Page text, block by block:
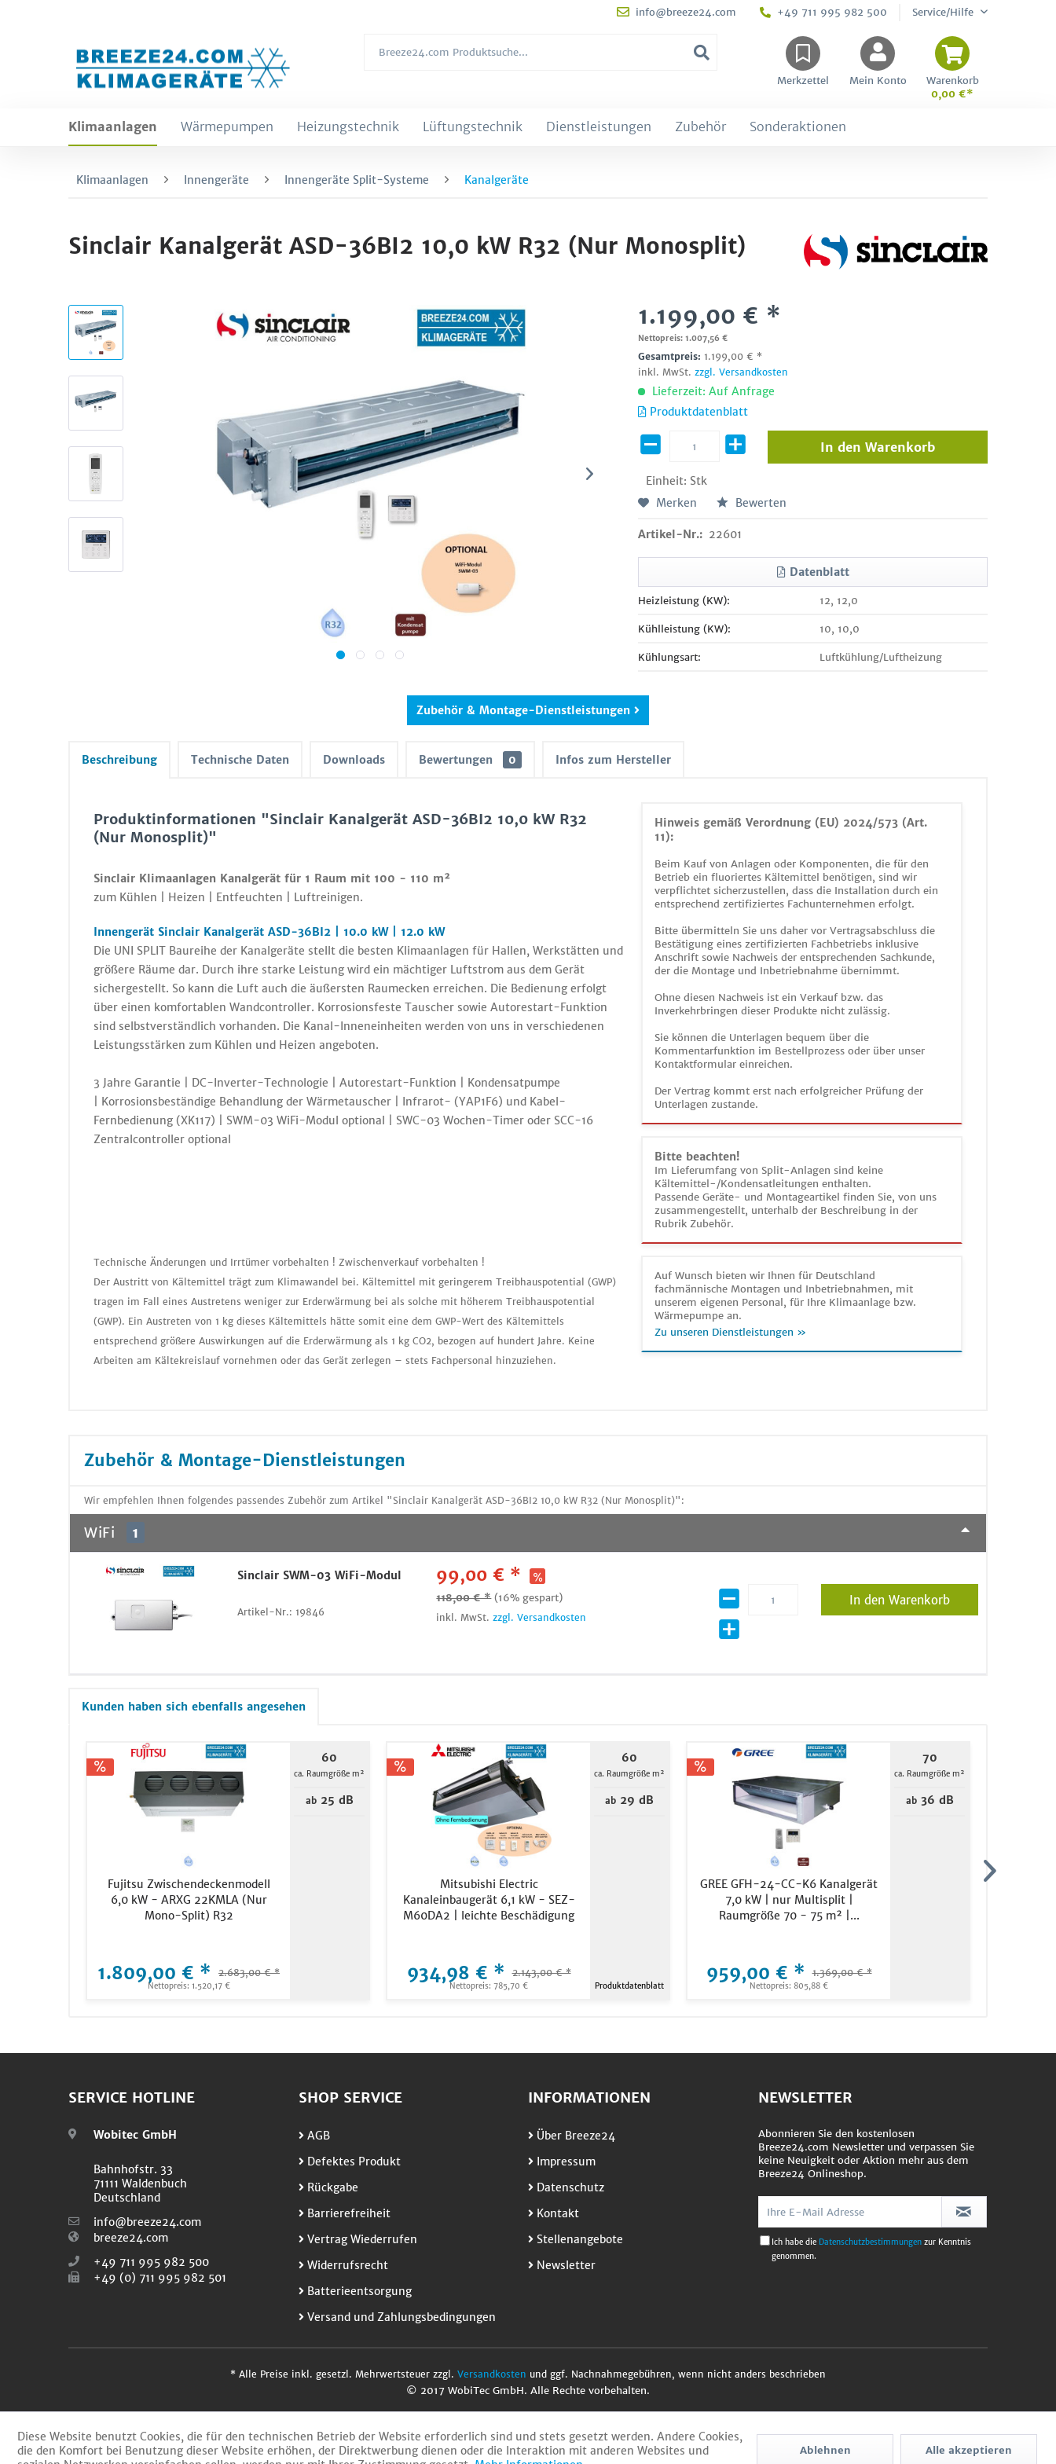
info@breeze24.com +49 711 995 982 500 Service/Hilfe
Merkzettel Mein Konto
Warenkorb
0,00 €*
Klimaanlagen Wärmepumpen Heizungstechnik Lüftungstechnik Dienstleistungen Zubehör Sonderaktionen
Klimaanlagen Innengeräte Innengeräte Split-Systeme Kanalgeräte
Sinclair Kanalgerät ASD-36BI2 10,0 kW R32 (Nur Monosplit)
1.199,00 € *
Nettopreis: 1.007,56 €
Gesamtpreis: 1.199,00 € *
inkl. MwSt.zzgl. Versandkosten
Lieferzeit: Auf Anfrage
Produktdatenblatt
Einheit: Stk
In den Warenkorb
Merken Bewerten
Artikel-Nr.: 22601
Datenblatt
Heizleistung (KW): 12, 12,0
Kühlleistung (KW): 10, 10,0
Kühlungsart: Luftkühlung/Luftheizung
Zubehör & Montage-Dienstleistungen
Beschreibung Technische Daten Downloads Bewertungen 0 Infos zum Hersteller
Hinweis gemäß Verordnung (EU) 2024/573 (Art.
11):
Beim Kauf von Anlagen oder Komponenten, die für den
Betrieb ein fluoriertes Kältemittel benötigen, sind wir
verpflichtet sicherzustellen, dass die Installation durch ein
entsprechend zertifiziertes Fachunternehmen erfolgt.
Bitte übermitteln Sie uns daher vor Vertragsabschluss die
Bestätigung eines zertifizierten Fachbetriebs inklusive
Anschrift sowie Nachweis der entsprechenden Sachkunde,
der die Montage und Inbetriebnahme übernimmt.
Ohne diesen Nachweis ist ein Verkauf bzw. das
Inverkehrbringen dieser Produkte nicht zulässig.
Sie können die Unterlagen bequem über die
Kommentarfunktion im Bestellprozess oder über unser
Kontaktformular einreichen.
Der Vertrag kommt erst nach erfolgreicher Prüfung der
Unterlagen zustande.
Bitte beachten!
Im Lieferumfang von Split-Anlagen sind keine
Kältemittel-/Kondensatleitungen enthalten.
Passende Geräte- und Montageartikel finden Sie, von uns
zusammengestellt, unterhalb der Beschreibung in der
Rubrik Zubehör.
Auf Wunsch bieten wir Ihnen für Deutschland
fachmännische Montagen und Inbetriebnahmen, mit
unserem eigenen Personal, für Ihre Klimaanlage bzw.
Wärmepumpe an.
Zu unseren Dienstleistungen »
Produktinformationen "Sinclair Kanalgerät ASD-36BI2 10,0 kW R32
(Nur Monosplit)"
Sinclair Klimaanlagen Kanalgerät für 1 Raum mit 100 - 110 m²
zum Kühlen | Heizen | Entfeuchten | Luftreinigen.
Innengerät Sinclair Kanalgerät ASD-36BI2 | 10.0 kW | 12.0 kW
Die UNI SPLIT Baureihe der Kanalgeräte stellt die besten Klimaanlagen für Hallen, Werkstätten und
größere Räume dar. Durch ihre starke Leistung wird ein mächtiger Luftstrom aus dem Gerät
sichergestellt. So kann die Luft auch die äußersten Raumecken erreichen. Die Bedienung erfolgt
über einen komfortablen Wandcontroller. Korrosionsfeste Tauscher sowie Autorestart-Funktion
sind selbstverständlich vorhanden. Die Kanal-Inneneinheiten werden von uns in verschiedenen
Leistungsstärken zum Kühlen und Heizen angeboten.
3 Jahre Garantie | DC-Inverter-Technologie | Autorestart-Funktion | Kondensatpumpe
| Korrosionsbeständige Behandlung der Wärmetauscher | Infrarot- (YAP1F6) und Kabel-
Fernbedienung (XK117) | SWM-03 WiFi-Modul optional | SWC-03 Wochen-Timer oder SCC-16
Zentralcontroller optional
Technische Änderungen und Irrtümer vorbehalten ! Zwischenverkauf vorbehalten !
Der Austritt von Kältemittel trägt zum Klimawandel bei. Kältemittel mit geringerem Treibhauspotential (GWP)
tragen im Fall eines Austretens weniger zur Erderwärmung bei als solche mit höherem Treibhauspotential
(GWP). Ein Austreten von 1 kg dieses Kältemittels hätte somit eine dem GWP-Wert des Kältemittels
entsprechend größere Auswirkungen auf die Erderwärmung als 1 kg CO2, bezogen auf hundert Jahre. Keine
Arbeiten am Kältekreislauf vornehmen oder das Gerät zerlegen – stets Fachpersonal hinzuziehen.
Zubehör & Montage-Dienstleistungen
Wir empfehlen Ihnen folgendes passendes Zubehör zum Artikel "Sinclair Kanalgerät ASD-36BI2 10,0 kW R32 (Nur Monosplit)":
WiFi 1
Sinclair SWM-03 WiFi-Modul
Artikel-Nr.: 19846
99,00 € *
118,00 € * (16% gespart)
inkl. MwSt.zzgl. Versandkosten
In den Warenkorb
Kunden haben sich ebenfalls angesehen
Fujitsu Zwischendeckenmodell
6,0 kW - ARXG 22KMLA (Nur
Mono-Split) R32
1.809,00 € * 2.683,00 € *
Nettopreis: 1.520,17 €
60
ca. Raumgröße m²
ab25 dB
Mitsubishi Electric
Kanaleinbaugerät 6,1 kW - SEZ-
M60DA2 | leichte Beschädigung
934,98 € * 2.143,00 € *
Nettopreis: 785,70 €
60
ca. Raumgröße m²
ab 29 dB
Produktdatenblatt
GREE GFH-24-CC-K6 Kanalgerät
7,0 kW | nur Multisplit |
Raumgröße 70 - 75 m² |...
959,00 € * 1.369,00 € *
Nettopreis: 805,88 €
70
ca. Raumgröße m²
ab36 dB
SERVICE HOTLINE
Wobitec GmbH
Bahnhofstr. 33
71111 Waldenbuch
Deutschland
info@breeze24.com
breeze24.com
+49 711 995 982 500
+49 (0) 711 995 982 501
SHOP SERVICE
AGB
Defektes Produkt
Rückgabe
Barrierefreiheit
Vertrag Wiederrufen
Widerrufsrecht
Batterieentsorgung
Versand und Zahlungsbedingungen
INFORMATIONEN
Über Breeze24
Impressum
Datenschutz
Kontakt
Stellenangebote
Newsletter
NEWSLETTER
Abonnieren Sie den kostenlosen
Breeze24.com Newsletter und verpassen Sie
keine Neuigkeit oder Aktion mehr aus dem
Breeze24 Onlineshop.
Ich habe die Datenschutzbestimmungen zur Kenntnis
genommen.
* Alle Preise inkl. gesetzl. Mehrwertsteuer zzgl. Versandkosten und ggf. Nachnahmegebühren, wenn nicht anders beschrieben
© 2017 WobiTec GmbH. Alle Rechte vorbehalten.
Diese Website benutzt Cookies, die für den technischen Betrieb der Website erforderlich sind und stets gesetzt werden. Andere Cookies,
die den Komfort bei Benutzung dieser Website erhöhen, der Direktwerbung dienen oder die Interaktion mit anderen Websites und
Ablehnen Alle akzeptieren